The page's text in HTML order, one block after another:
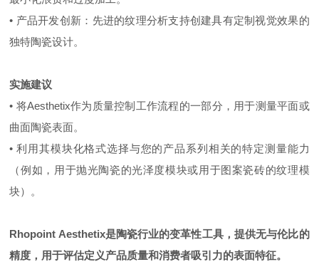
• 产品开发创新：先进的纹理分析支持创建具有定制视觉效果的
独特陶瓷设计。
实施建议
• 将Aesthetix作为质量控制工作流程的一部分，用于测量平面或
曲面陶瓷表面。
• 利用其模块化格式选择与您的产品系列相关的特定测量能力
（例如，用于抛光陶瓷的光泽度模块或用于图案瓷砖的纹理模
块）。
Rhopoint Aesthetix是陶瓷行业的变革性工具，提供无与伦比的
精度，用于评估定义产品质量和消费者吸引力的表面特征。